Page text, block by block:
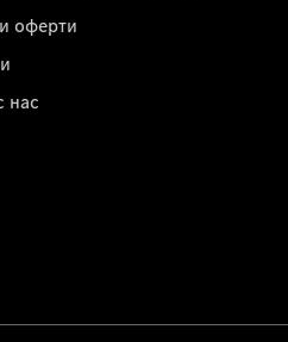
оферти
нас